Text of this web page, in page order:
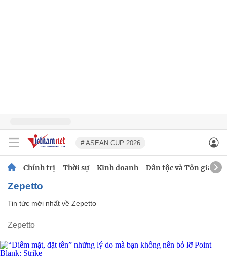
# ASEAN CUP 2026
Chính trị Thời sự Kinh doanh Dân tộc và Tôn giáo
Zepetto
Tin tức mới nhất về Zepetto
Zepetto